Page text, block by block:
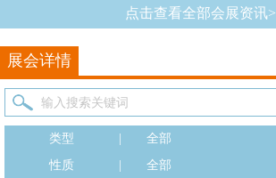
点击查看全部会展资讯>
展会详情
类型
全部
性质
全部